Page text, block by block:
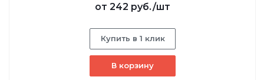
от 242 руб./шт
Купить в 1 клик
В корзину